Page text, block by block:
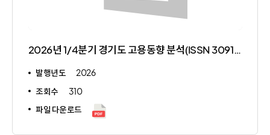
2026년 1/4분기 경기도 고용동향 분석(ISSN 3091-924X)
발행년도
2026
조회수
310
파일 다운로드